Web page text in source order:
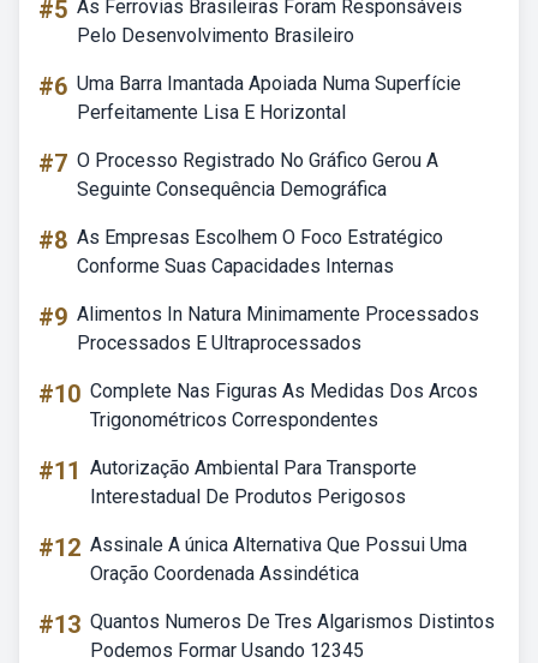
#5 As Ferrovias Brasileiras Foram Responsáveis
Pelo Desenvolvimento Brasileiro
#6 Uma Barra Imantada Apoiada Numa Superfície
Perfeitamente Lisa E Horizontal
#7 O Processo Registrado No Gráfico Gerou A
Seguinte Consequência Demográfica
#8 As Empresas Escolhem O Foco Estratégico
Conforme Suas Capacidades Internas
#9 Alimentos In Natura Minimamente Processados
Processados E Ultraprocessados
#10 Complete Nas Figuras As Medidas Dos Arcos
Trigonométricos Correspondentes
#11 Autorização Ambiental Para Transporte
Interestadual De Produtos Perigosos
#12 Assinale A única Alternativa Que Possui Uma
Oração Coordenada Assindética
#13 Quantos Numeros De Tres Algarismos Distintos
Podemos Formar Usando 12345